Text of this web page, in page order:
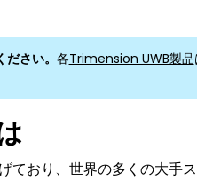
さい。 各Trimension UWB製品
ており、世界の多くの大手